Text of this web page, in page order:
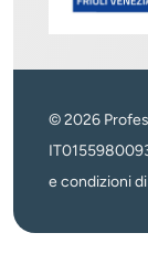
© 2026
e condizioni